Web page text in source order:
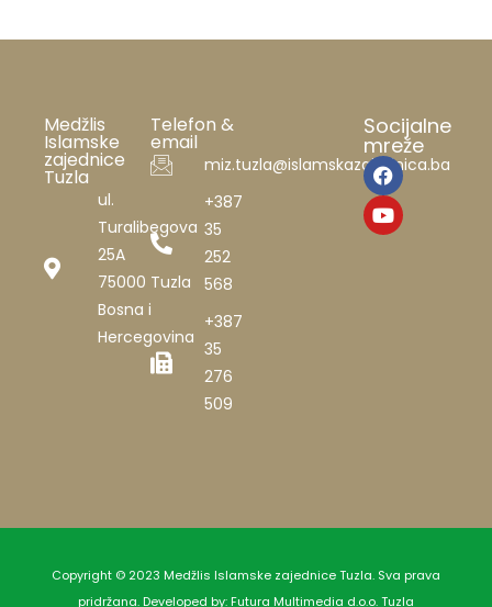
Medžlis
Islamske
zajednice
Tuzla
ul.
Turalibegova
25A
75000 Tuzla
Bosna i
Hercegovina
Telefon &
email
miz.tuzla@islamskazajednica.ba
+387
35
252
568
+387
35
276
509
Socijalne
mreže
Copyright © 2023 Medžlis Islamske zajednice Tuzla. Sva prava
pridržana. Developed by: Futura Multimedia d.o.o. Tuzla